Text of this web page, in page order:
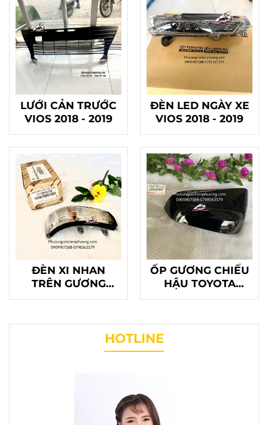
LƯỚI CẢN TRƯỚC
VIOS 2018 - 2019
ĐÈN LED NGÀY XE
VIOS 2018 - 2019
ĐÈN XI NHAN
TRÊN GƯƠNG
CAMRY
ỐP GƯƠNG CHIẾU
HẬU TOYOTA
LEXUS
HOTLINE